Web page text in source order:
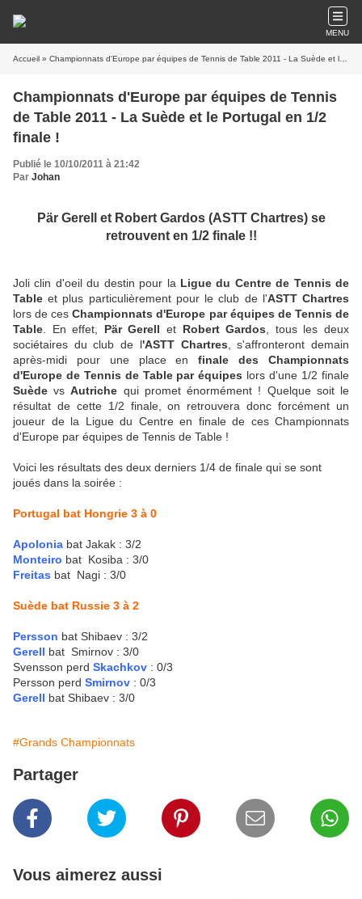
MENU
Accueil » Championnats d'Europe par équipes de Tennis de Table 2011 - La Suède et le Portugal en 1/2 finale !
Championnats d'Europe par équipes de Tennis
de Table 2011 - La Suède et le Portugal en 1/2
finale !
Publié le 10/10/2011 à 21:42
Par Johan
Pär Gerell et Robert Gardos (ASTT Chartres) se
retrouvent en 1/2 finale !!
Joli clin d'oeil du destin pour la Ligue du Centre de Tennis de
Table et plus particulièrement pour le club de l'ASTT Chartres
lors de cesChampionnats d'Europe par équipes de Tennis de
Table . En effet, Pär Gerell et Robert Gardos , tous les deux
sociétaires du club de l'ASTT Chartres , s'affronteront demain
après-midi pour une place enfinale des Championnats
d'Europe de Tennis de Table par équipes lors d'une 1/2 finale
Suède vsAutriche qui promet énormément ! Quelque soit le
résultat de cette 1/2 finale, on retrouvera donc forcément un
joueur de la Ligue du Centre en finale de ces Championnats
d'Europe par équipes de Tennis de Table !
Voici les résultats des deux derniers 1/4 de finale qui se sont
joués dans la soirée :
Portugal bat Hongrie 3 à 0
Apolonia bat Jakak : 3/2
Monteiro bat Kosiba : 3/0
Freitas bat Nagi : 3/0
Suède bat Russie 3 à 2
Persson bat Shibaev : 3/2
Gerell bat Smirnov : 3/0
Svensson perd Skachkov : 0/3
Persson perd Smirnov : 0/3
Gerell bat Shibaev : 3/0
#Grands Championnats
Partager
Vous aimerez aussi